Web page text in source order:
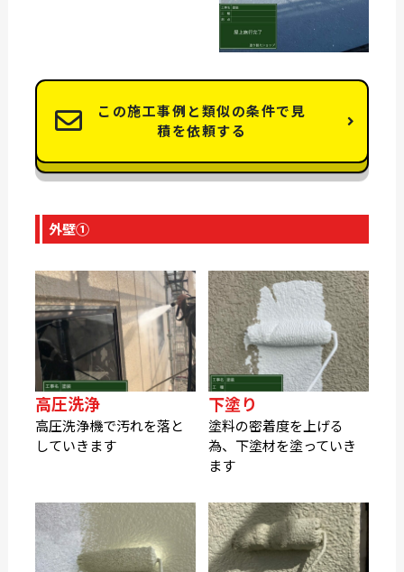
この施工事例と類似の条件で見
積を依頼する
外壁①
高圧洗浄
高圧洗浄機で汚れを落と
していきます
下塗り
塗料の密着度を上げる
為、下塗材を塗っていき
ます